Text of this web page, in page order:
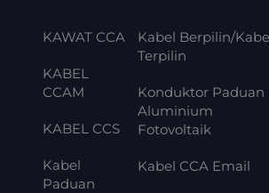
KAWAT CCA
KABEL
CCAM
KABEL CCS
Kabel
Paduan
Kabel Berpilin/
Terpilin
Konduktor Paduan
Aluminium
Fotovoltaik
Kabel CCA Email